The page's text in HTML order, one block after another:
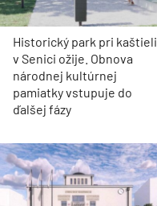
Historický park pri kaštieli
v Senici ožije. Obnova
národnej kultúrnej
pamiatky vstupuje do
ďalšej fázy